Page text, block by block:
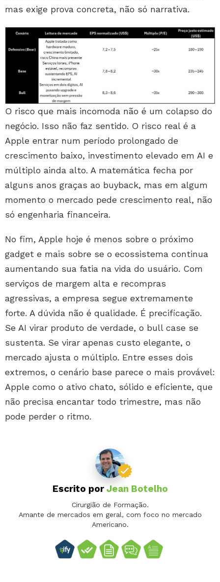
mas exige prova concreta, não só narrativa.
O risco que mais incomoda não é um colapso do
negócio. Isso não faz sentido. O risco real é a
Apple entrar num período prolongado de
crescimento baixo, investimento elevado em AI e
múltiplo ainda alto. A matemática fecha por
alguns anos graças ao buyback, mas em algum
momento o mercado pede crescimento real, não
só engenharia financeira.
No fim, Apple hoje é menos sobre o próximo
gadget e mais sobre se o ecossistema continua
aumentando sua fatia na vida do usuário. Com
serviços de margem alta e recompras
agressivas, a empresa segue extremamente
forte. A dúvida não é qualidade. É precificação.
Se AI virar produto de verdade, o bull case se
sustenta. Se virar apenas custo elegante, o
mercado ajusta o múltiplo. Entre esses dois
extremos, o cenário base parece o mais provável:
Apple como o ativo chato, sólido e eficiente, que
não precisa encantar todo trimestre, mas não
pode perder o ritmo.
Escrito por Jean Botelho
Cirurgião de Formação.
Amante de mercados em geral, com foco no mercado
Americano.